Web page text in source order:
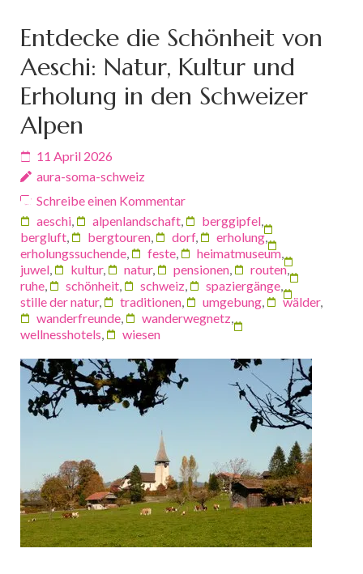
Entdecke die Schönheit von
Aeschi: Natur, Kultur und
Erholung in den Schweizer
Alpen
11 April 2026
aura-soma-schweiz
Schreibe einen Kommentar
aeschi, alpenlandschaft, berggipfel,
bergluft, bergtouren, dorf, erholung,
erholungssuchende, feste, heimatmuseum,
juwel, kultur, natur, pensionen, routen,
ruhe, schönheit, schweiz, spaziergänge,
stille der natur, traditionen, umgebung, wälder,
wanderfreunde, wanderwegnetz,
wellnesshotels, wiesen